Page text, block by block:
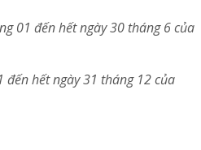
01 đến hết ngày 30 tháng 6 của
hết ngày 31 tháng 12 của